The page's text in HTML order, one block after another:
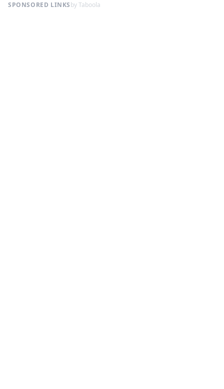
SPONSORED LINKSby Taboola